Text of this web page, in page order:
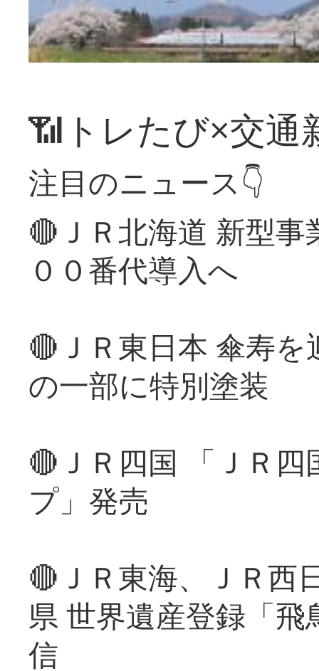
📶トレたび×交通
注目のニュース👇
🔴ＪＲ北海道 新型
００番代導入へ
🔴ＪＲ東日本 傘寿
の一部に特別塗装
🔴ＪＲ四国 「ＪＲ
プ」発売
🔴ＪＲ東海、ＪＲ西
県 世界遺産登録「
信